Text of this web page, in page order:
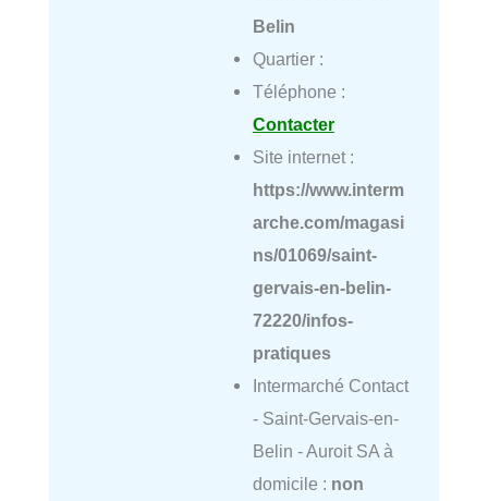
Belin
Quartier :
Téléphone :
Contacter
Site internet :
https://www.interm
arche.com/magasi
ns/01069/saint-
gervais-en-belin-
72220/infos-
pratiques
Intermarché Contact
- Saint-Gervais-en-
Belin - Auroit SA à
domicile : non